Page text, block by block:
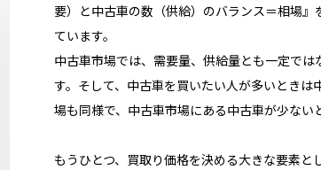
要）と中古車の数（供給）のバランス＝相場
ています。
中古車市場では、需要量、供給量とも一定で
す。そして、中古車を買いたい人が多いときは
場も同様で、中古車市場にある中古車が少ない
もうひとつ、買取り価格を決める大きな要素と